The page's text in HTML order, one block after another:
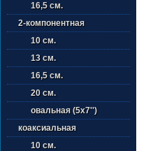
16,5 см.
2-компонентная
10 см.
13 см.
16,5 см.
20 см.
овальная (5х7'')
коаксиальная
10 см.